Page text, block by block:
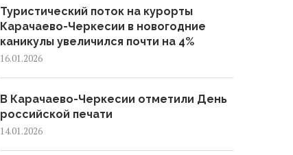
Туристический поток на курорты
Карачаево-Черкесии в новогодние
каникулы увеличился почти на 4%
16.01.2026
В Карачаево-Черкесии отметили День
российской печати
14.01.2026